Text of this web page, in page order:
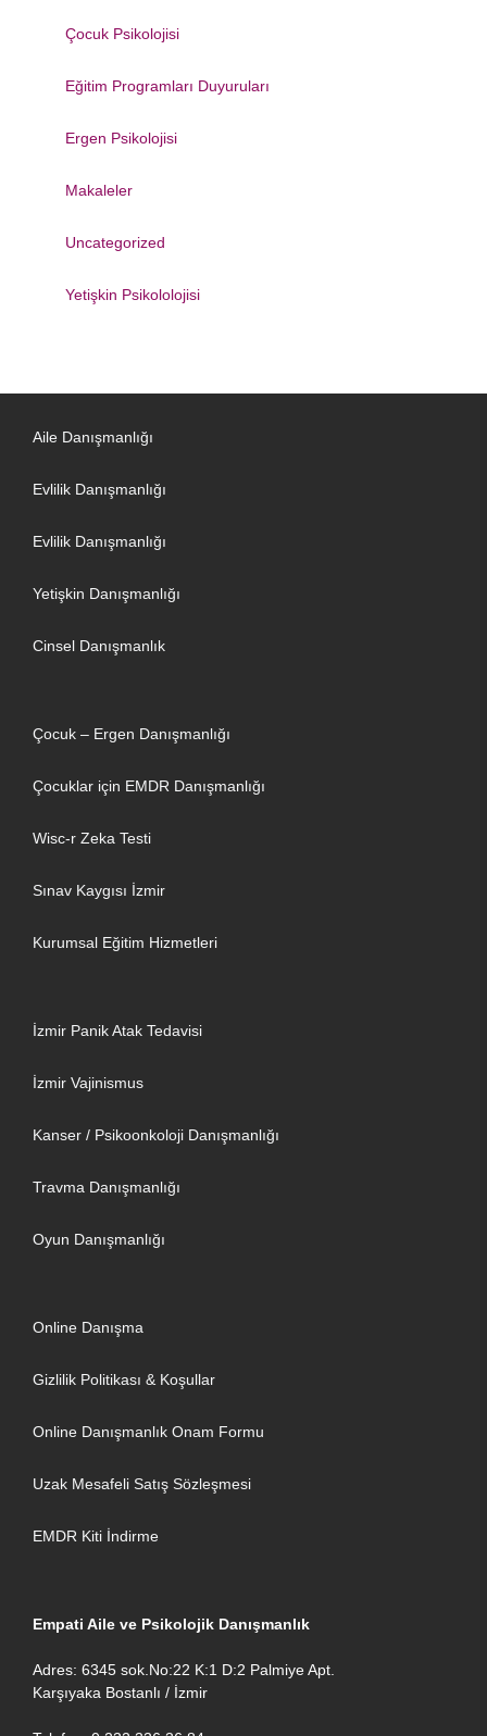
Çocuk Psikolojisi
Eğitim Programları Duyuruları
Ergen Psikolojisi
Makaleler
Uncategorized
Yetişkin Psikololojisi
Aile Danışmanlığı
Evlilik Danışmanlığı
Evlilik Danışmanlığı
Yetişkin Danışmanlığı
Cinsel Danışmanlık
Çocuk – Ergen Danışmanlığı
Çocuklar için EMDR Danışmanlığı
Wisc-r Zeka Testi
Sınav Kaygısı İzmir
Kurumsal Eğitim Hizmetleri
İzmir Panik Atak Tedavisi
İzmir Vajinismus
Kanser / Psikoonkoloji Danışmanlığı
Travma Danışmanlığı
Oyun Danışmanlığı
Online Danışma
Gizlilik Politikası & Koşullar
Online Danışmanlık Onam Formu
Uzak Mesafeli Satış Sözleşmesi
EMDR Kiti İndirme
Empati Aile ve Psikolojik Danışmanlık
Adres: 6345 sok.No:22 K:1 D:2 Palmiye Apt.
Karşıyaka Bostanlı / İzmir